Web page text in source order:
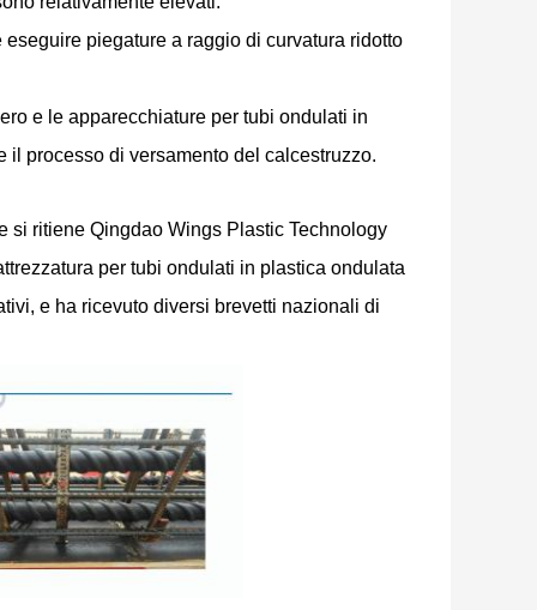
piegature a raggio di curvatura ridotto
e le apparecchiature per tubi ondulati in
processo di versamento del calcestruzzo.
si ritiene Qingdao Wings Plastic Technology
per tubi ondulati in plastica ondulata
e ha ricevuto diversi brevetti nazionali di